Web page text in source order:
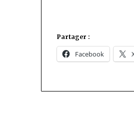
Partager :
Facebook